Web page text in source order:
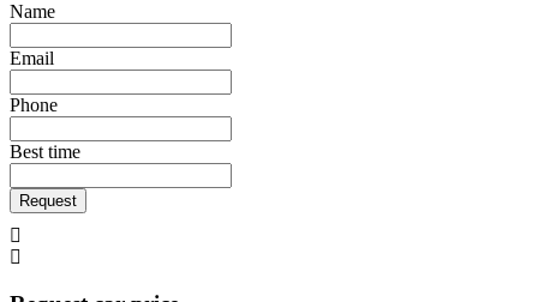
Name
Email
Phone
Best time
Request